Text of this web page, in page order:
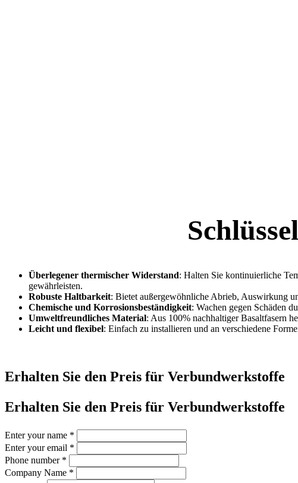
Überlegener thermischer Widerstand: Halten Sie kontinuierliche
gewährleisten.
Robuste Haltbarkeit: Bietet außergewöhnliche Abrieb, Auswirkung
Chemische und Korrosionsbeständigkeit: Wachen gegen Schäden
Umweltfreundliches Material: Aus 100% nachhaltiger Basaltfasern
Leicht und flexibel: Einfach zu installieren und an verschiedene
Erhalten Sie den Preis für Verbundwerkstoffe
Erhalten Sie den Preis für Verbundwerkstoffe
Enter your name *
Enter your email *
Phone number *
Company Name *